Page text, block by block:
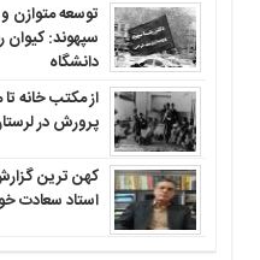
توسعه متوازن
سپهوند: کیوان
دانشگاه
از مکتب خانه
پرورش در
کهن ترین
استاد سعادت